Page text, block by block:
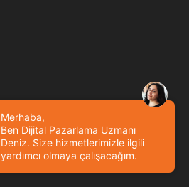
Merhaba,
Ben Dijital Pazarlama Uzmanı
Deniz. Size hizmetlerimizle ilgili
yardımcı olmaya çalışacağım.